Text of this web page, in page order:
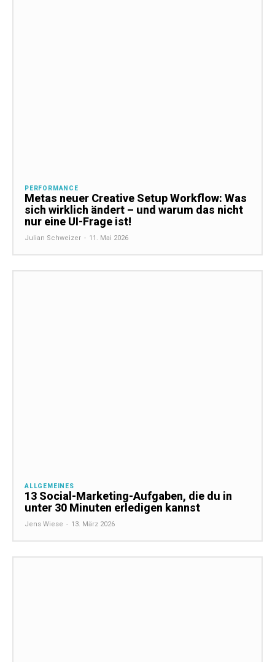
PERFORMANCE
Metas neuer Creative Setup Workflow: Was
sich wirklich ändert – und warum das nicht
nur eine UI-Frage ist!
Julian Schweizer - 11. Mai 2026
ALLGEMEINES
13 Social-Marketing-Aufgaben, die du in
unter 30 Minuten erledigen kannst
Jens Wiese - 13. März 2026